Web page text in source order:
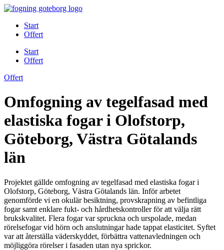
Skip
contentStart
Offert
Start
Offert
Offert
Omfogning av tegelfasad med
elastiska fogar i Olofstorp,
Göteborg, Västra Götalands
län
Projektet gällde omfogning av tegelfasad med elastiska fogar i
Olofstorp, Göteborg, Västra Götalands län. Inför arbetet
genomförde vi en okulär besiktning, provskrapning av befintliga
fogar samt enklare fukt- och hårdhetskontroller för att välja rätt
brukskvalitet. Flera fogar var spruckna och urspolade, medan
rörelsefogar vid hörn och anslutningar hade tappat elasticitet. Syftet
var att återställa väderskyddet, förbättra vattenavledningen och
möjliggöra rörelser i fasaden utan nya sprickor.